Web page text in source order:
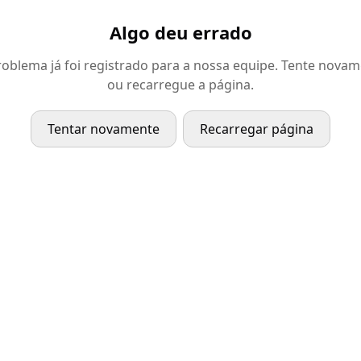
Algo deu errado
já foi registrado para a nossa equipe. Tente
ou recarregue a página.
Tentar novamente Recarregar página